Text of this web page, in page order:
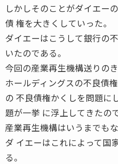
しかしそのことがダイエー
債 権を大きくしていった。
ダイエーはこうして銀行の
いたのである。
今回の産業再生機構送りの
ホールディングスの不良債
の 不良債権かくしを問題に
題が一挙 に浮上してきたの
産業再生機構はいうまでも
ダ イエーはこれによって国
る。